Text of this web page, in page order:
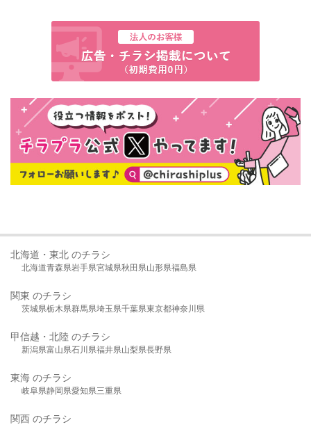
北海道・東北 のチラシ
北海道青森県岩手県宮城県秋田県山形県福島県
関東 のチラシ
茨城県栃木県群馬県埼玉県千葉県東京都神奈川県
甲信越・北陸 のチラシ
新潟県富山県石川県福井県山梨県長野県
東海 のチラシ
岐阜県静岡県愛知県三重県
関西 のチラシ